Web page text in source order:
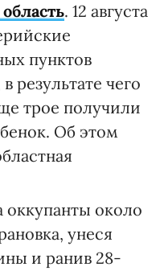
. 12 августа
пунктов
результате чего
трое получили
Об этом
оккупанты около
унеся
и ранив 28-